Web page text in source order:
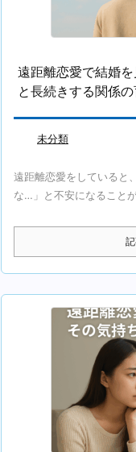
遠距離恋愛で結婚
と長続きする関係
未分類
遠距離恋愛をしていると
な…」と不安になること